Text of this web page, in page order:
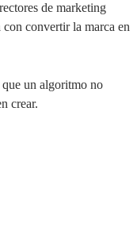
de marketing
convertir la marca en
un algoritmo no
crear.